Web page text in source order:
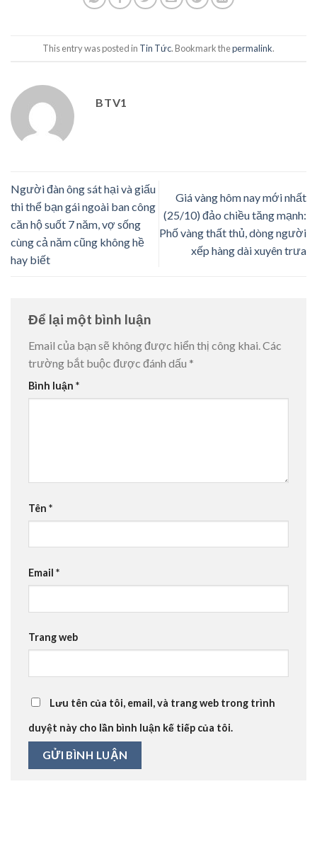
This entry was posted in Tin Tức. Bookmark thepermalink.
BTV1
Người đàn ông sát hại và giấu
thi thể bạn gái ngoài ban công
căn hộ suốt 7 năm, vợ sống
cùng cả năm cũng không hề
hay biết
Giá vàng hôm nay mới nhất
(25/10) đảo chiều tăng mạnh:
Phố vàng thất thủ, dòng người
xếp hàng dài xuyên trưa
Để lại một bình luận
Email của bạn sẽ không được hiển thị công khai.Các
trường bắt buộc được đánh dấu *
Bình luận *
Tên *
Email *
Trang web
Lưu tên của tôi, email, và trang web trong trình
duyệt này cho lần bình luận kế tiếp của tôi.